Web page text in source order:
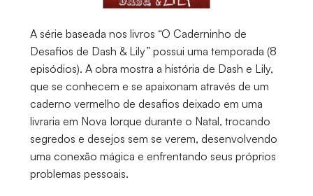
A série baseada nos livros “O Caderninho de
Desafios de Dash & Lily” possui uma temporada (8
episódios). A obra mostra a história de Dash e Lily,
que se conhecem e se apaixonam através de um
caderno vermelho de desafios deixado em uma
livraria em Nova Iorque durante o Natal, trocando
segredos e desejos sem se verem, desenvolvendo
uma conexão mágica e enfrentando seus próprios
problemas pessoais.